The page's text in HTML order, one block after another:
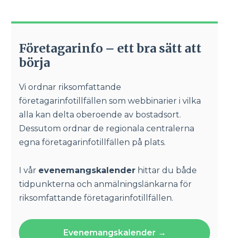
Företagarinfo – ett bra sätt att
börja
Vi ordnar riksomfattande
företagarinfotillfällen som webbinarier i vilka
alla kan delta oberoende av bostadsort.
Dessutom ordnar de regionala centralerna
egna företagarinfotillfällen på plats.
I vår evenemangskalender hittar du både
tidpunkterna och anmälningslänkarna för
riksomfattande företagarinfotillfällen.
Evenemangskalender →